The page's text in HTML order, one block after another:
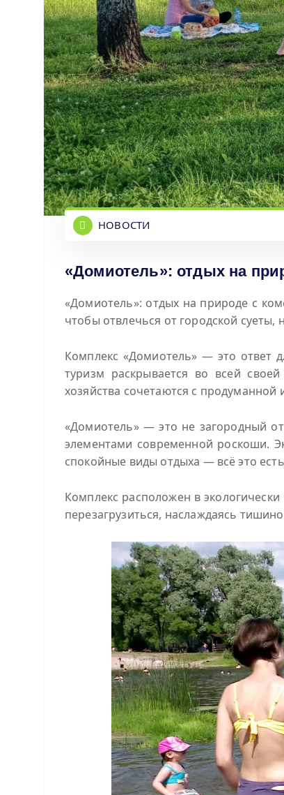
НОВОСТИ
«Домиотель»: отдых на
«Домиотель»: отдых на природе с
чтобы отвлечься от городской
Комплекс «Домиотель» — это ответ
туризм раскрывается во всей
хозяйства сочетаются с продуманной
«Домиотель» — это не загородный
элементами современной роскоши.
спокойные виды отдыха — всё это
Комплекс расположен в
перезагрузиться, наслаждаясь